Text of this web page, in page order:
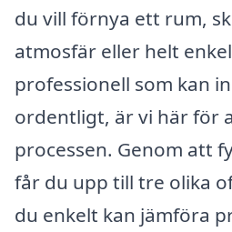
du vill förnya ett rum,
atmosfär eller helt
professionell som kan
ordentligt, är vi här för
processen. Genom att
får du upp till tre olika
du enkelt kan jämföra